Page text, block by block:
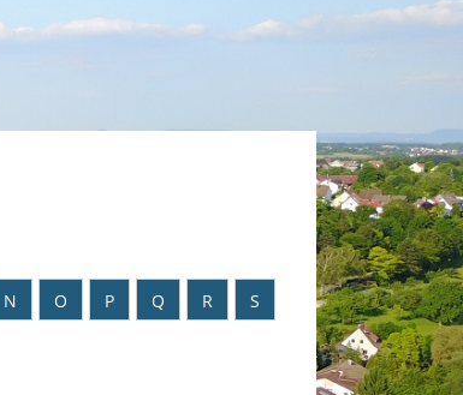
NAVIGATION
Datenschutz
N O P Q R
S